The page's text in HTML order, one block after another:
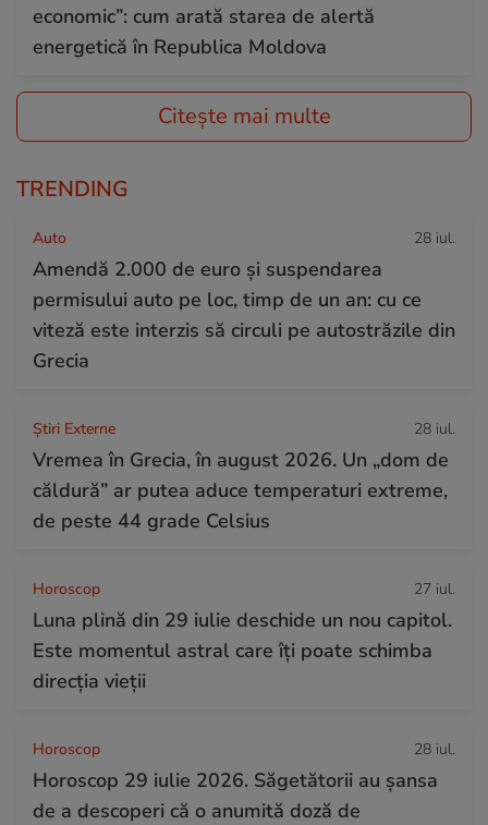
economic”: cum arată starea de alertă
energetică în Republica Moldova
Citește mai multe
TRENDING
Auto 28 iul.
Amendă 2.000 de euro și suspendarea
permisului auto pe loc, timp de un an: cu ce
viteză este interzis să circuli pe autostrăzile din
Grecia
Știri Externe 28 iul.
Vremea în Grecia, în august 2026. Un „dom de
căldură” ar putea aduce temperaturi extreme,
de peste 44 grade Celsius
Horoscop 27 iul.
Luna plină din 29 iulie deschide un nou capitol.
Este momentul astral care îți poate schimba
direcția vieții
Horoscop 28 iul.
Horoscop 29 iulie 2026. Săgetătorii au șansa
de a descoperi că o anumită doză de